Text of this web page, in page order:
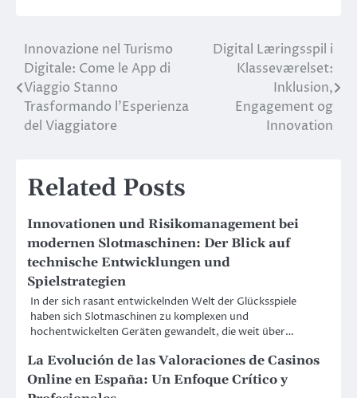
Post
navigation
Innovazione nel Turismo
Digitale: Come le App di
Viaggio Stanno
Trasformando l’Esperienza
del Viaggiatore
Digital Læringsspil i
Klasseværelset:
Inklusion,
Engagement og
Innovation
Related Posts
Innovationen und Risikomanagement bei
modernen Slotmaschinen: Der Blick auf
technische Entwicklungen und
Spielstrategien
In der sich rasant entwickelnden Welt der Glücksspiele
haben sich Slotmaschinen zu komplexen und
hochentwickelten Geräten gewandelt, die weit über…
La Evolución de las Valoraciones de Casinos
Online en España: Un Enfoque Crítico y